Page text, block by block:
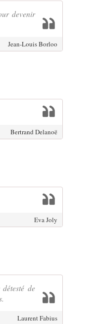
devenir
Jean-Louis Borloo
Bertrand Delanoë
Eva Joly
de
Laurent Fabius